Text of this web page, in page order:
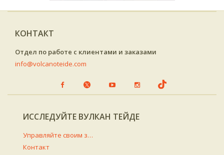
КОНТАКТ
Отдел по работе с клиентами и заказами
info@volcanoteide.com
ИССЛЕДУЙТЕ ВУЛКАН ТЕЙДЕ
Управляйте своим заказом
Контакт